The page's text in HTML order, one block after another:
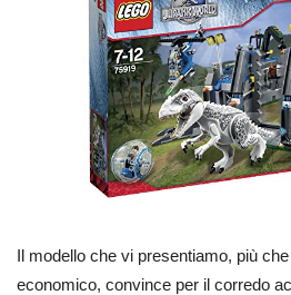
Il modello che vi presentiamo, più
economico, convince per il corredo